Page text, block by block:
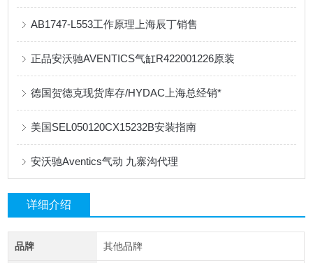
AB1747-L553工作原理上海辰丁销售
正品安沃驰AVENTICS气缸R422001226原装
德国贺德克现货库存/HYDAC上海总经销*
美国SEL050120CX15232B安装指南
安沃驰Aventics气动 九寨沟代理
详细介绍
品牌 其他品牌